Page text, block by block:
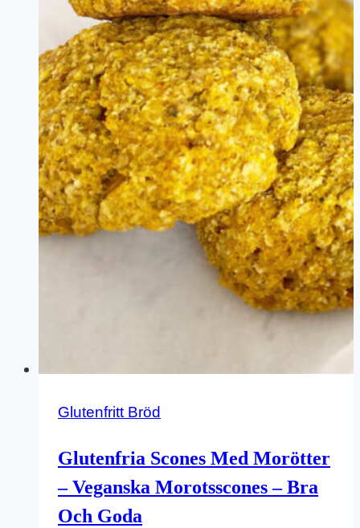
Glutenfritt Bröd
Glutenfria Scones Med Morötter
– Veganska Morotsscones – Bra
Och Goda